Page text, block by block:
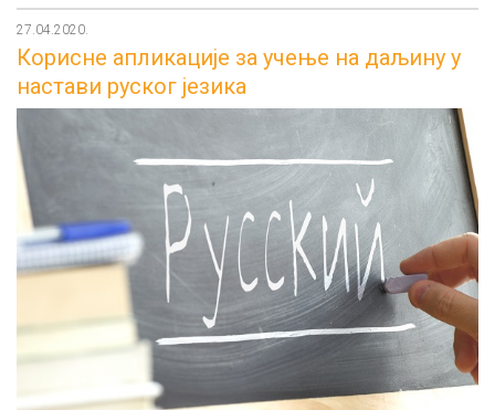
27.04.2020.
Корисне апликације за учење на даљину у
настави руског језика